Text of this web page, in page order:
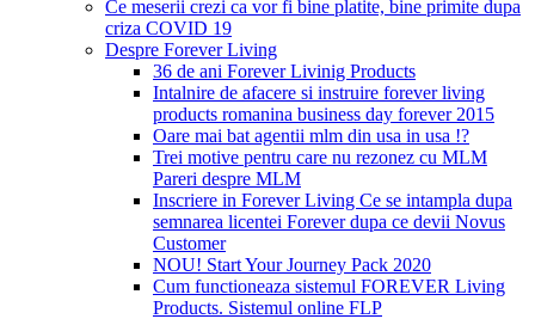
Ce meserii crezi ca vor fi bine platite, bine primite dupa
criza COVID 19
Despre Forever Living
36 de ani Forever Livinig Products
Intalnire de afacere si instruire forever living
products romanina business day forever 2015
Oare mai bat agentii mlm din usa in usa !?
Trei motive pentru care nu rezonez cu MLM
Pareri despre MLM
Inscriere in Forever Living Ce se intampla dupa
semnarea licentei Forever dupa ce devii Novus
Customer
NOU! Start Your Journey Pack 2020
Cum functioneaza sistemul FOREVER Living
Products. Sistemul online FLP